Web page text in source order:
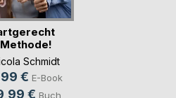
Methode!
Schmidt
€ E-Book
€ Buch